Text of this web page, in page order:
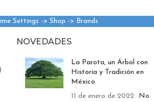
Settings -> Shop -> Brands
NOVEDADES
La Parota, un Árbol con
Historia y Tradición en
México
11 de enero de 2022
No